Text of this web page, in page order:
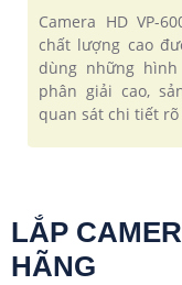
Camera HD VP-
chất lượng cao
dùng những
phân giải cao,
quan sát chi tiết
LẮP
HÃNG